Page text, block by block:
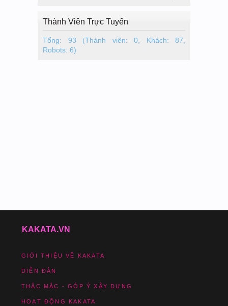
Thành Viên Trực Tuyến
Tổng: 93 (Thành viên: 0, Khách: 87,
Robots: 6)
KAKATA.VN
GIỚI THIỆU VỀ KAKATA
DIỄN ĐÀN
THẮC MẮC - GÓP Ý XÂY DỰNG
HOẠT ĐỘNG KAKATA